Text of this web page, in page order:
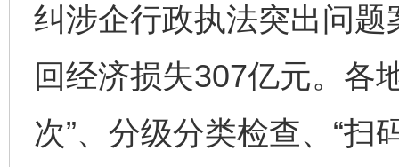
纠涉企行政执法突出问
回经济损失307亿元。各
次”、分级分类检查、“扫